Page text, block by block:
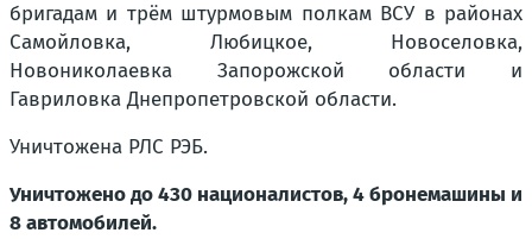
бригадам и трём штурмовым полкам ВСУ в районах
Самойловка, Любицкое, Новоселовка,
Новониколаевка Запорожской области и
Гавриловка Днепропетровской области.
Уничтожена РЛС РЭБ.
Уничтожено до 430 националистов, 4 бронемашины и
8 автомобилей.